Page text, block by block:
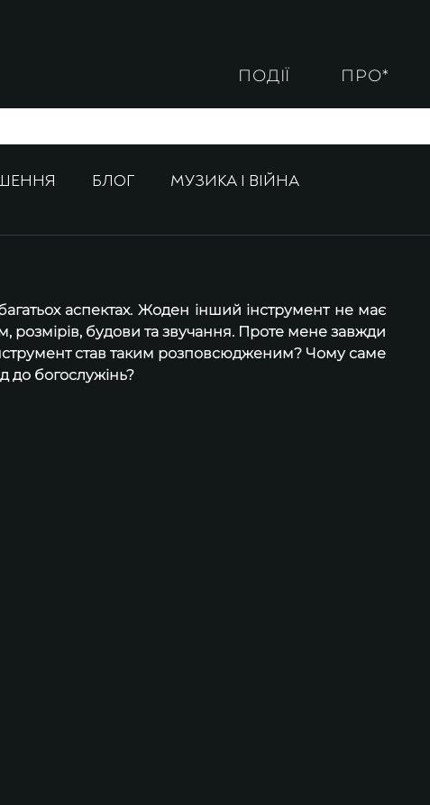
ПОДІЇ ПРО*
БЛОГ МУЗИКА І ВІЙНА
аспектах. Жоден інший інструмент не має
розмірів, будови та звучання. Проте мене завжди
став таким розповсюдженим? Чому саме
до богослужінь?